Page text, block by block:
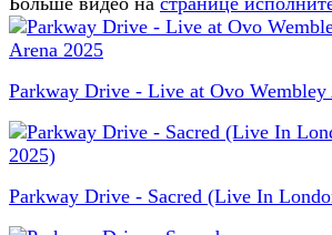
Parkway Drive - Live at Ovo Wembley
Parkway Drive - Sacred (Live In